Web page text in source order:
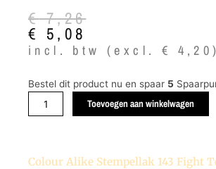
€7,26
Oorspronkelijke
prijs
was:
€ 5,08
Huidige
prijs
is:
incl. btw (excl. € 4,20)
Bestel dit product nu en spaar 5
Colour
Alike
Stempellak
Teal
Toevoegen aan winkelwagen
Colour Alike Stempellak 143 Fight